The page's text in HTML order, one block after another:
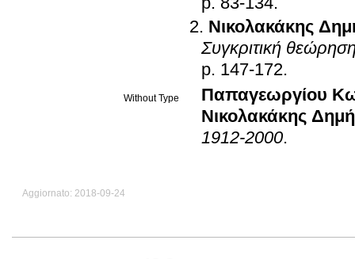
Νικολακάκης
Συγκριτική
p. 147-172.
Without Type
Παπαγεωργίου
Νικολακάκης
1912-2000.
Aggiornato: 2018-09-24